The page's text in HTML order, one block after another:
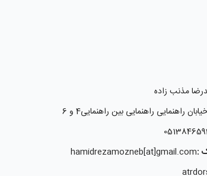
مذنب زاده
راهنمایی راهنمایی بین راهنمایی4 و 6
:
hamidrezamozneb[at]gmail.com